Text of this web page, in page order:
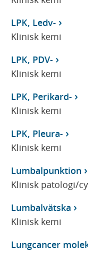
LPK, Ledv-
Klinisk kemi
LPK, PDV-
Klinisk kemi
LPK, Perikard-
Klinisk kemi
LPK, Pleura-
Klinisk kemi
Lumbalpunktion
Klinisk patologi/
Lumbalvätska
Klinisk kemi
Lungcancer